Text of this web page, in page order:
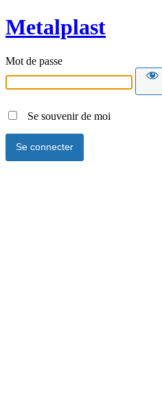
Metalplast
Mot de passe
Se souvenir de moi